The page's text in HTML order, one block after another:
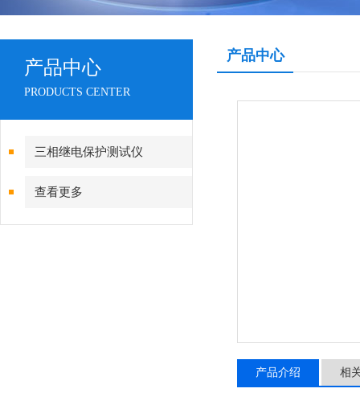
产品中心
PRODUCTS CENTER
三相继电保护测试仪
查看更多
产品中心
产品介绍 相